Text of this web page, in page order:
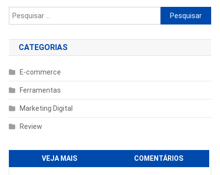
Pesquisar
por:
CATEGORIAS
E-commerce
Ferramentas
Marketing Digital
Review
VEJA MAIS COMENTÁRIOS